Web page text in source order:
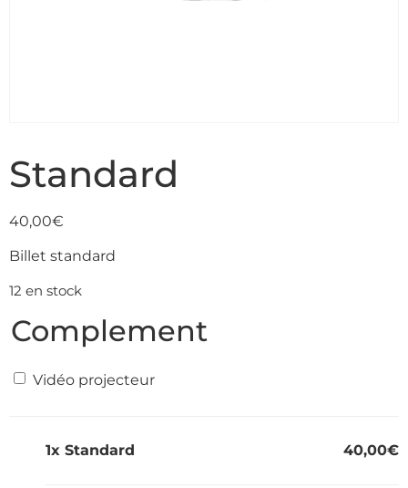
Standard
40,00€
Billet standard
12 en stock
Complement
Vidéo projecteur
1x Standard 40,00€